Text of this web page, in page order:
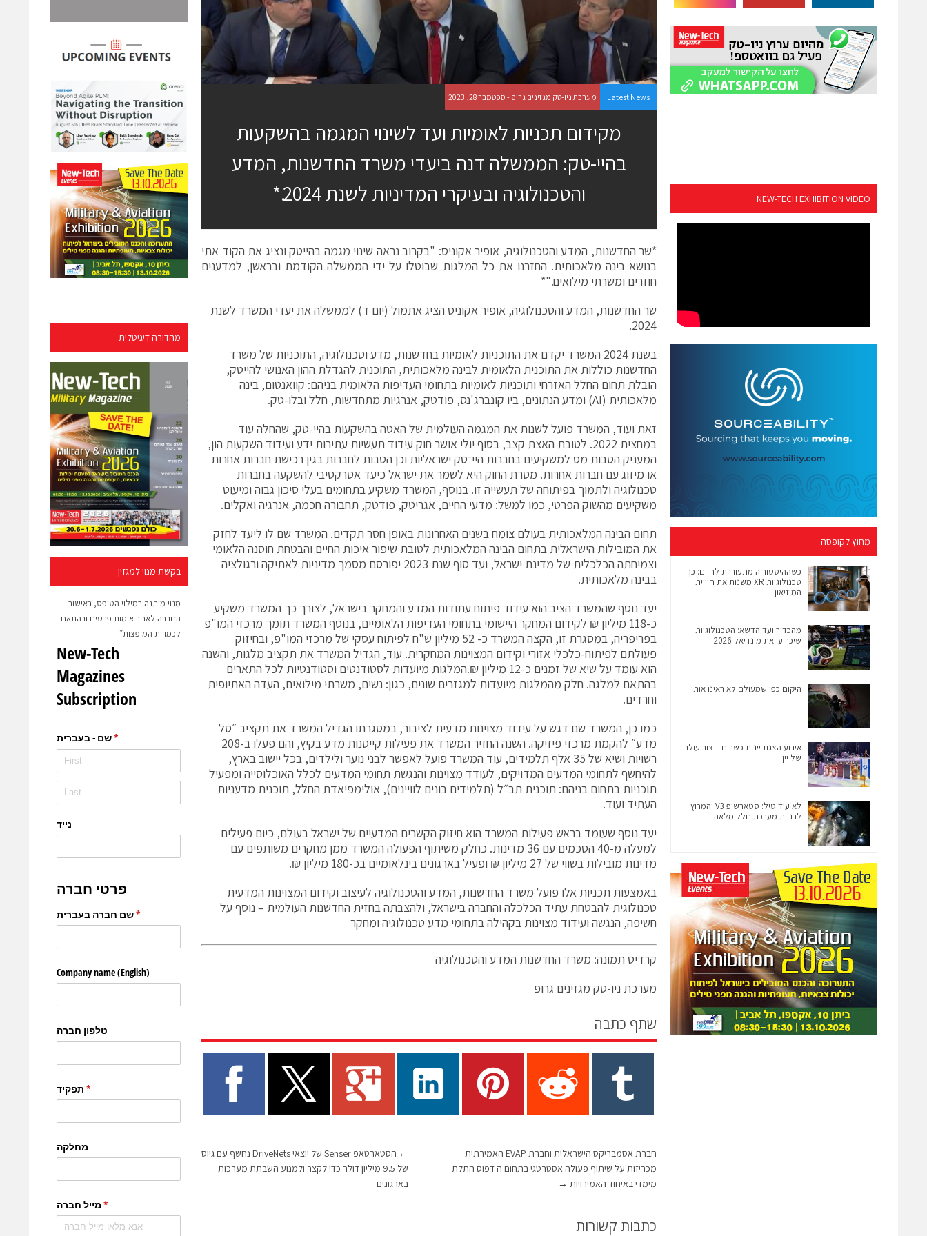
מהדורה דיגיטלית
בקשת מנוי למגזין
מנוי מותנה במילוי הטופס, באישור
החברה לאחר אימות פרטים ובהתאם
לכמויות המופצות*
Latest News מערכת ניו-טק מגזינים גרופ - ספטמבר 28, 2023
מקידום תכניות לאומיות ועד לשינוי המגמה בהשקעות
בהיי-טק: הממשלה דנה ביעדי משרד החדשנות, המדע
והטכנולוגיה ובעיקרי המדיניות לשנת 2024.*
*שר החדשנות, המדע והטכנולוגיה, אופיר אקוניס: "בקרוב נראה שינוי מגמה בהייטק ונציג את הקוד אתי
בנושא בינה מלאכותית. החזרנו את כל המלגות שבוטלו על ידי הממשלה הקודמת ובראשן, למדענים
חוזרים ומשרתי מילואים."*
שר החדשנות, המדע והטכנולוגיה, אופיר אקוניס הציג אתמול (יום ד) לממשלה את יעדי המשרד לשנת
2024.
בשנת 2024 המשרד יקדם את התוכניות לאומיות בחדשנות, מדע וטכנולוגיה, התוכניות של משרד
החדשנות כוללות את התוכנית הלאומית לבינה מלאכותית, התוכנית להגדלת ההון האנושי להייטק,
הובלת תחום החלל האזרחי ותוכניות לאומיות בתחומי העדיפות הלאומית בניהם: קוואנטום, בינה
מלאכותית (AI) ומדע הנתונים, ביו קונברג'נס, פודטק, אנרגיות מתחדשות, חלל ובלו-טק.
זאת ועוד, המשרד פועל לשנות את המגמה העולמית של האטה בהשקעות בהיי-טק, שהחלה עוד
במחצית 2022. לטובת האצת קצב, בסוף יולי אושר חוק עידוד תעשיות עתירות ידע ועידוד השקעות הון,
המעניק הטבות מס למשקיעים בחברות היי־טק ישראליות וכן הטבות לחברות בגין רכישת חברות אחרות
או מיזוג עם חברות אחרות. מטרת החוק היא לשמר את ישראל כיעד אטרקטיבי להשקעה בחברות
טכנולוגיה ולתמוך בפיתוחה של תעשייה זו. בנוסף, המשרד משקיע בתחומים בעלי סיכון גבוה ומיעוט
משקיעים מהשוק הפרטי, כמו למשל: מדעי החיים, אגריטק, פודטק, תחבורה חכמה, אנרגיה ואקלים.
תחום הבינה המלאכותית בעולם צומח בשנים האחרונות באופן חסר תקדים. המשרד שם לו ליעד לחזק
את המובילות הישראלית בתחום הבינה המלאכותית לטובת שיפור איכות החיים והבטחת חוסנה הלאומי
וצמיחתה הכלכלית של מדינת ישראל, ועד סוף שנת 2023 יפורסם מסמך מדיניות לאתיקה ורגולציה
בבינה מלאכותית.
יעד נוסף שהמשרד הציב הוא עידוד פיתוח עתודות המדע והמחקר בישראל, לצורך כך המשרד משקיע
כ-118 מיליון ₪ לקידום המחקר היישומי בתחומי העדיפות הלאומיים, בנוסף המשרד תומך מרכזי המו"פ
בפריפריה, במסגרת זו, הקצה המשרד כ- 52 מיליון ש"ח לפיתוח עסקי של מרכזי המו"פ, ובחיזוק
פעולתם לפיתוח-כלכלי אזורי וקידום המצוינות המחקרית. עוד, הגדיל המשרד את תקציב מלגות, והשנה
הוא עומד על שיא של זמנים כ-12 מיליון ₪.המלגות מיועדות לסטודנטים וסטודנטיות לכל התארים
בהתאם למלגה. חלק מהמלגות מיועדות למגזרים שונים, כגון: נשים, משרתי מילואים, העדה האתיופית
וחרדים.
כמו כן, המשרד שם דגש על עידוד מצוינות מדעית לציבור, במסגרתו הגדיל המשרד את תקציב ״סל
מדע״ להקמת מרכזי פיזיקה. השנה החזיר המשרד את פעילות קייטנות מדע בקיץ, והם פעלו ב-208
רשויות ושיא של 35 אלף תלמידים, עוד המשרד פועל לאפשר לבני נוער ולילדים, בכל יישוב בארץ,
להיחשף לתחומי המדעים המדויקים, לעודד מצוינות והנגשת תחומי המדעים לכלל האוכלוסייה ומפעיל
תוכניות בתחום בניהם: תוכנית תב״ל (תלמידים בונים לוויינים), אולימפיאדת החלל, תוכנית מדעניות
העתיד ועוד.
יעד נוסף שעומד בראש פעילות המשרד הוא חיזוק הקשרים המדעיים של ישראל בעולם, כיום פעילים
למעלה מ-40 הסכמים עם 36 מדינות. כחלק משיתוף הפעולה המשרד ממן מחקרים משותפים עם
מדינות מובילות בשווי של 27 מיליון ₪ ופעיל בארגונים בינלאומיים בכ-180 מיליון ₪.
באמצעות תכניות אלו פועל משרד החדשנות, המדע והטכנולוגיה לעיצוב וקידום המצוינות המדעית
טכנולוגית להבטחת עתיד הכלכלה והחברה בישראל, ולהצבתה בחזית החדשנות העולמית – נוסף על
חשיפה, הנגשה ועידוד מצוינות בקהילה בתחומי מדע טכנולוגיה ומחקר
קרדיט תמונה: משרד החדשנות המדע והטכנולוגיה
מערכת ניו-טק מגזינים גרופ
שתף כתבה
←
הסטארטאפ Senser של יוצאי DriveNets נחשף עם גיוס
של 9.5 מיליון דולר כדי לקצר ולמנוע השבתת מערכות
בארגונים
חברת אסמבריקס הישראלית וחברת EVAP האמירתית
מכריזות על שיתוף פעולה אסטרטגי בתחום ה דפוס התלת
מימדי באיחוד האמירויות →
כתבות קשורות
NEW-TECH EXHIBITION VIDEO
מחוץ לקופסה
כשההיסטוריה מתעוררת לחיים: כך
טכנולוגיות XR משנות את חוויית
המוזיאון
מהכדור ועד הדשא: הטכנולוגיות
שיכריעו את מונדיאל 2026
היקום כפי שמעולם לא ראינו אותו
אירוע הצגת יינות כשרים – צור עולם
של יין
לא עוד טיל: סטארשיפ V3 והמרוץ
לבניית מערכת חלל מלאה